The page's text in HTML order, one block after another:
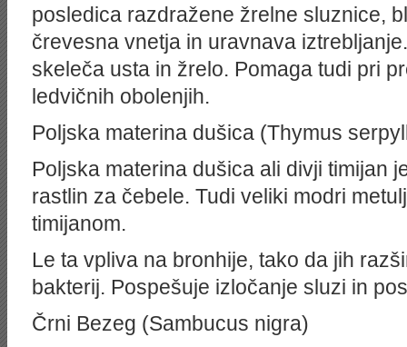
posledica razdražene žrelne sluznice,
črevesna vnetja in uravnava
skeleča usta in žrelo. Pomaga tudi pri
ledvičnih obolenjih.
Poljska materina dušica (Thymus
Poljska materina dušica ali divji timijan
rastlin za čebele. Tudi veliki modri
timijanom.
Le ta vpliva na bronhije, tako da jih
bakterij. Pospešuje izločanje sluzi in
Črni Bezeg (Sambucus nigra)